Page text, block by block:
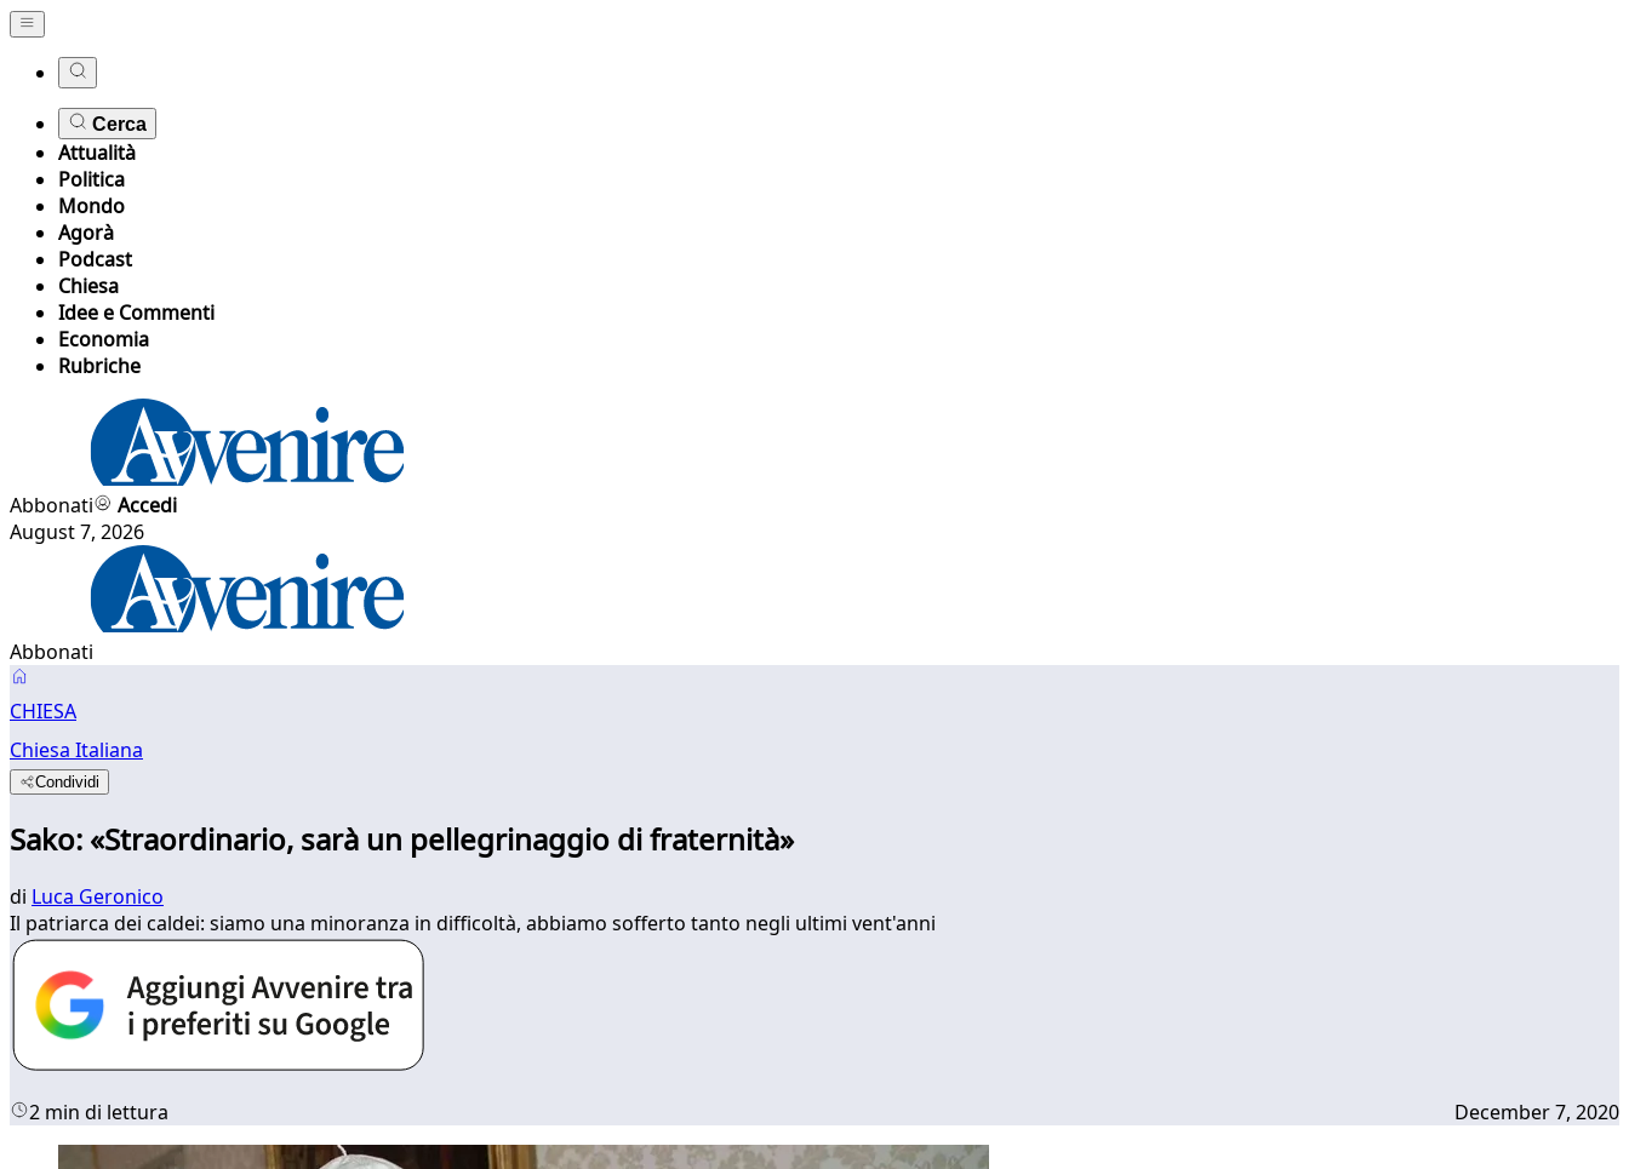
Cerca
Attualità
Politica
Mondo
Agorà
Podcast
Chiesa
Idee e Commenti
Economia
Rubriche
Abbonati
Accedi
August 7, 2026
Abbonati
CHIESA
Chiesa Italiana
Condividi
Sako: «Straordinario, sarà un pellegrinaggio di fraternità»
di Luca Geronico
Il patriarca dei caldei: siamo una minoranza in difficoltà, abbiamo sofferto tanto negli ultimi vent'anni
2 min di lettura December 7, 2020